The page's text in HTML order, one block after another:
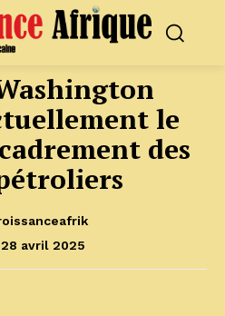
le
des
28 avril 2025